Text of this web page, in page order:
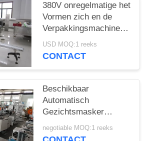
380V onregelmatige het
Vormen zich en de
Verpakkingsmachine
van het
Lollysuikergoed
USD MOQ:1 reeks
CONTACT
Beschikbaar
Automatisch
Gezichtsmasker
Machine maken/het
Masker die van N95
negotiable MOQ:1 reeks